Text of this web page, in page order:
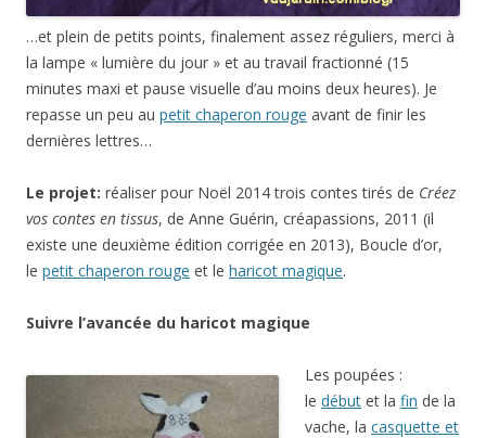
…et plein de petits points, finalement assez réguliers, merci à
la lampe « lumière du jour » et au travail fractionné (15
minutes maxi et pause visuelle d’au moins deux heures). Je
repasse un peu au petit chaperon rouge avant de finir les
dernières lettres…
Le projet: réaliser pour Noël 2014 trois contes tirés de Créez
vos contes en tissus, de Anne Guérin, créapassions, 2011 (il
existe une deuxième édition corrigée en 2013), Boucle d’or,
le petit chaperon rouge et le haricot magique.
Suivre l’avancée du haricot magique
Les poupées :
le début et la fin de la
vache, la casquette et